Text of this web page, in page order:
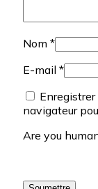
Nom *
E-mail *
navigateur
Are you